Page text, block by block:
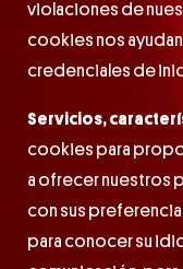
violaciones de
cookies nos
credenciales de
Servicios,
cookies para
a ofrecer nuestros
con sus
para conocer su